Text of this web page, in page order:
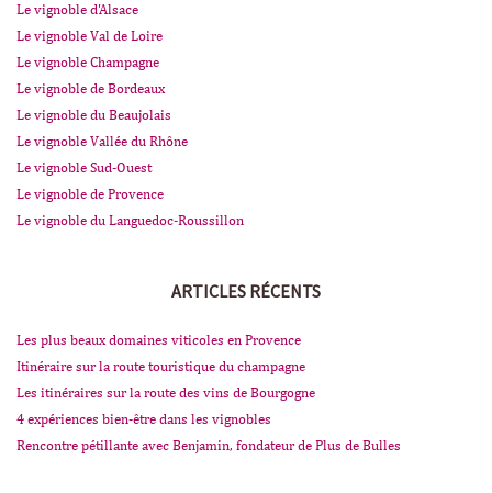
Le vignoble d'Alsace
Le vignoble Val de Loire
Le vignoble Champagne
Le vignoble de Bordeaux
Le vignoble du Beaujolais
Le vignoble Vallée du Rhône
Le vignoble Sud-Ouest
Le vignoble de Provence
Le vignoble du Languedoc-Roussillon
ARTICLES RÉCENTS
Les plus beaux domaines viticoles en Provence
Itinéraire sur la route touristique du champagne
Les itinéraires sur la route des vins de Bourgogne
4 expériences bien-être dans les vignobles
Rencontre pétillante avec Benjamin, fondateur de Plus de Bulles